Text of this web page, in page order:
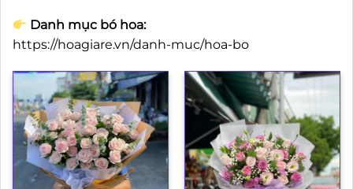
Danh mục bó hoa:
https://hoagiare.vn/danh-muc/hoa-bo